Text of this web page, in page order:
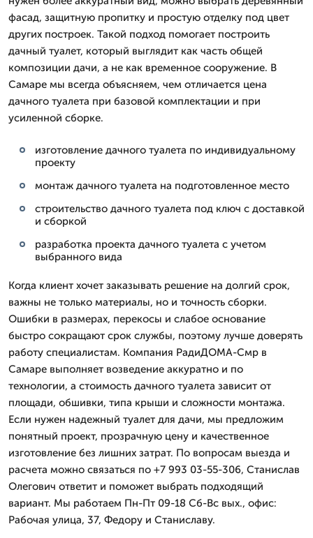
фасад, защитную пропитку и простую отделку под цвет
других построек. Такой подход помогает построить
дачный туалет, который выглядит как часть общей
композиции дачи, а не как временное сооружение. В
Самаре мы всегда объясняем, чем отличается цена
дачного туалета при базовой комплектации и при
усиленной сборке.
изготовление дачного туалета по индивидуальному
проекту
монтаж дачного туалета на подготовленное место
строительство дачного туалета под ключ с доставкой
и сборкой
разработка проекта дачного туалета с учетом
выбранного вида
Когда клиент хочет заказывать решение на долгий срок,
важны не только материалы, но и точность сборки.
Ошибки в размерах, перекосы и слабое основание
быстро сокращают срок службы, поэтому лучше доверять
работу специалистам. Компания РадиДОМА-Смр в
Самаре выполняет возведение аккуратно и по
технологии, а стоимость дачного туалета зависит от
площади, обшивки, типа крыши и сложности монтажа.
Если нужен надежный туалет для дачи, мы предложим
понятный проект, прозрачную цену и качественное
изготовление без лишних затрат. По вопросам выезда и
расчета можно связаться по +7 993 03-55-306, Станислав
Олегович ответит и поможет выбрать подходящий
вариант. Мы работаем Пн-Пт 09-18 Сб-Вс вых., офис:
Рабочая улица, 37, Федору и Станиславу.